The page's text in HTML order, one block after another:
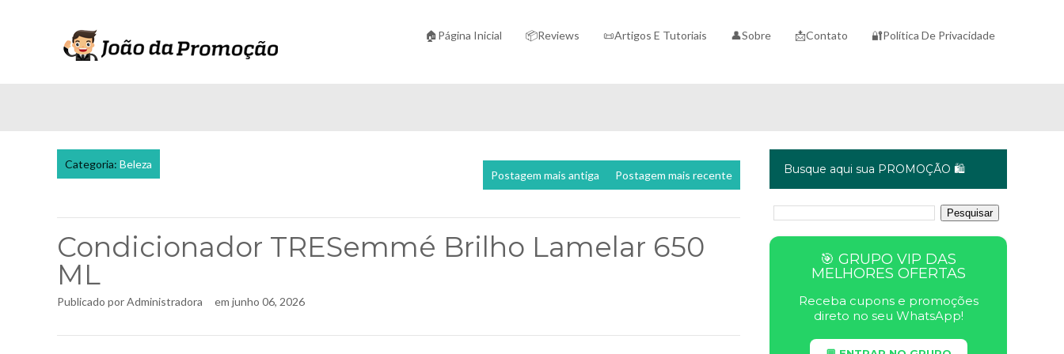
🏠Página Inicial 📦Reviews 📜Artigos E Tutoriais 👤Sobre 📩Contato 🔐Política De Privacidade
Categoria: Beleza
Postagem mais recente
Postagem mais antiga
Condicionador TRESemmé Brilho Lamelar 650
ML
Publicado porAdministradora em junho 06, 2026
Busque aqui sua PROMOÇÃO 🛍️
🎯 GRUPO VIP DAS
MELHORES OFERTAS
Receba cupons e promoções
direto no seu WhatsApp!